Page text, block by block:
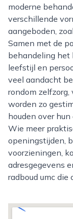
moderne
verschillende
aangeboden,
Samen met de
behandeling het
leefstijl en
veel aandacht
rondom
worden zo
houden over
Wie meer
openingstijden,
voorzieningen,
adresgegevens
radboud umc die